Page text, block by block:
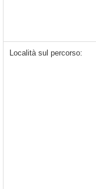
Località sul percorso: